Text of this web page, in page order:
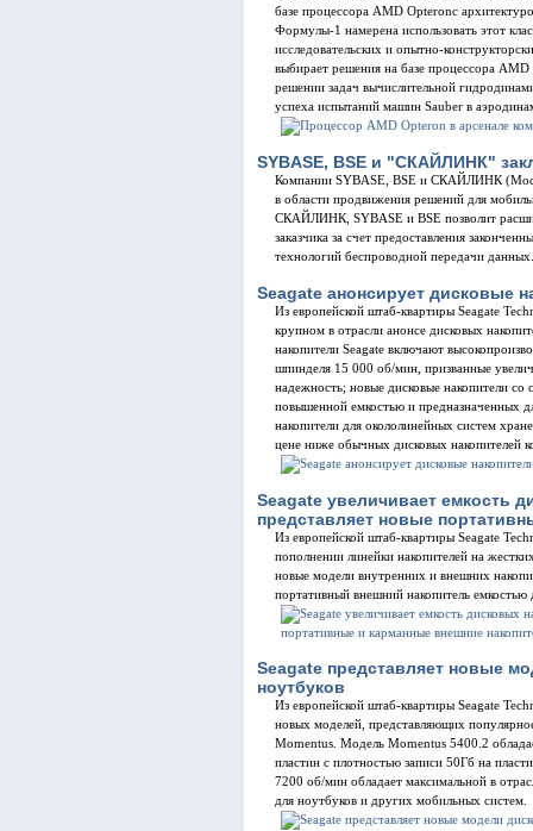
базе процессора AMD Opteronс
Формулы-1 намерена использовать этот
исследовательских и опытно-
выбирает решения на базе процессора
решении задач вычислительной
успеха испытаний машин Sauber в
SYBASE, BSE и "СКАЙЛИНК"
Компании SYBASE, BSE и СКАЙЛИНК
в области продвижения решений для
СКАЙЛИНК, SYBASE и BSE позволит
заказчика за счет предоставления
технологий беспроводной передачи
Seagate анонсирует дисковые
Из европейской штаб-квартиры Seagate
крупном в отрасли анонсе дисковых
накопители Seagate включают
шпинделя 15 000 об/мин, призванные
надежность; новые дисковые накопители
повышенной емкостью и предназначенных
накопители для окололинейных систем
цене ниже обычных дисковых накопителей
Seagate увеличивает емкость
представляет новые
Из европейской штаб-квартиры Seagate
пополнении линейки накопителей на
новые модели внутренних и внешних
портативный внешний накопитель
Seagate представляет новые
ноутбуков
Из европейской штаб-квартиры Seagate
новых моделей, представляющих
Momentus. Модель Momentus 5400.2
пластин с плотностью записи 50Гб на
7200 об/мин обладает максимальной в
для ноутбуков и других мобильных систем.